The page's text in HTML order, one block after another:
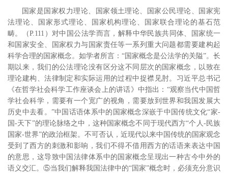
国家是国家权力理论、国家领土理论、国家公民理论、国家宪
法理论、国家形式理论、国家机构理论、国家联合理论的基石范
畴。
（P.111 ）对中国公法学而言，解释中华民族共同体、国家统一
和国家安全、国家权力与国家责任等一系列重大问题都需要建构起
科学合理的国家概念。如学者所言：“国家概念是公法学的关隘”。 长
期以来，我们的公法理论没有区分这不同层次的国家概念，以致在
理论建构、法律制定和实际运用的过程中捉襟见肘。习近平总书记
《在哲学社会科学工作座谈会上的讲话》中指出：“观察当代中国哲
学社会科学，需要有一个宽广的视角，需要放到世界和我国发展大
历史中去看。”中国话语体系中的国家概念深嵌于中国传统文化“家-
国-天下”的理论脉络之中，这种国家概念不同于现代西方“个人-民族
国家-世界”的政治框架。不可否认，近现代以来中国传统的国家观念
受到了西方的刺激和影响，我们不得不借用西方的话语来表达中国
的意思，这导致中国法律体系中的国家概念呈现出一种古今中外的
语义交汇。⑤当我们解释我国法律中的“国家”概念时，必须充分意识